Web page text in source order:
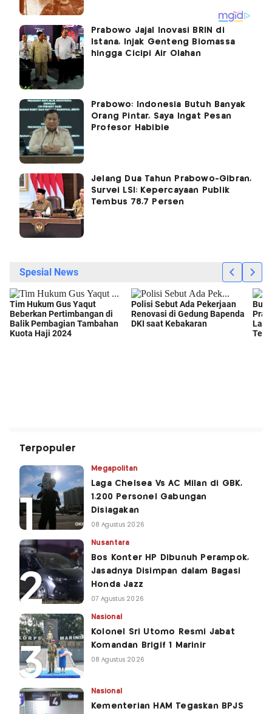
Prabowo Jajal Inovasi BRIN di
Istana, Injak Genteng Biomassa
hingga Cicipi Air Olahan
Prabowo: Indonesia Butuh Banyak
Orang Pintar, Saya Ingat Pesan
Profesor Habibie
Jelang Dua Tahun Prabowo-Gibran,
Survei LSI: Kepercayaan Publik
Tembus 78,7 Persen
Terpopuler
Megapolitan
Laga Chelsea Vs AC Milan di GBK,
1.200 Personel Gabungan
Disiagakan
08 Agustus 2026
Nusantara
Bos Konter HP Dibunuh Perampok,
Jasadnya Disimpan dalam Bagasi
Honda Jazz
07 Agustus 2026
Nasional
Kolonel Sri Utomo Resmi Jabat
Komandan Brigif 1 Marinir
08 Agustus 2026
Nasional
Kementerian HAM Tegaskan BPJS